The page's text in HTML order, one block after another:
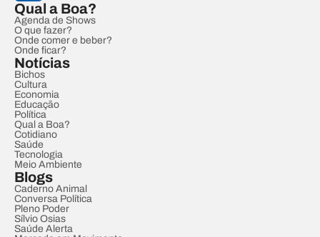
Qual a Boa?
Agenda de Shows
O que fazer?
Onde comer e beber?
Onde ficar?
Notícias
Bichos
Cultura
Economia
Educação
Política
Qual a Boa?
Cotidiano
Saúde
Tecnologia
Meio Ambiente
Blogs
Caderno Animal
Conversa Política
Pleno Poder
Sílvio Osias
Saúde Alerta